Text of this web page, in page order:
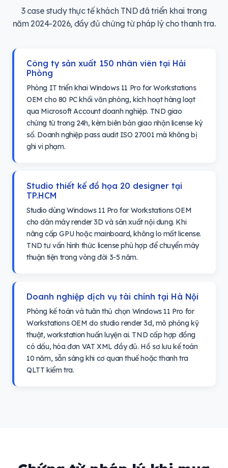
3 case study thực tế khách TND đã triển khai trong
năm 2024-2026, đầy đủ chứng từ pháp lý cho thanh tra.
Công ty sản xuất 150 nhân viên tại Hải
Phòng
Phòng IT triển khai Windows 11 Pro for Workstations
OEM cho 80 PC khối văn phòng, kích hoạt hàng loạt
qua Microsoft Account doanh nghiệp. TND giao
chứng từ trong 24h, kèm biên bản giao nhận license ký
số. Doanh nghiệp pass audit ISO 27001 mà không bị
ghi vi phạm.
Studio thiết kế đồ họa 20 designer tại
TP.HCM
Studio dùng Windows 11 Pro for Workstations OEM
cho dàn máy render 3D và sản xuất nội dung. Khi
nâng cấp GPU hoặc mainboard, không lo mất license.
TND tư vấn hình thức license phù hợp để chuyển máy
thuận tiện trong vòng đời 3-5 năm.
Doanh nghiệp dịch vụ tài chính tại Hà Nội
Phòng kế toán và tuân thủ chọn Windows 11 Pro for
Workstations OEM do studio render 3d, mô phỏng kỹ
thuật, workstation huấn luyện ai. TND cấp hợp đồng
có dấu, hóa đơn VAT XML đầy đủ. Hồ sơ lưu kế toán
10 năm, sẵn sàng khi cơ quan thuế hoặc thanh tra
QLTT kiểm tra.